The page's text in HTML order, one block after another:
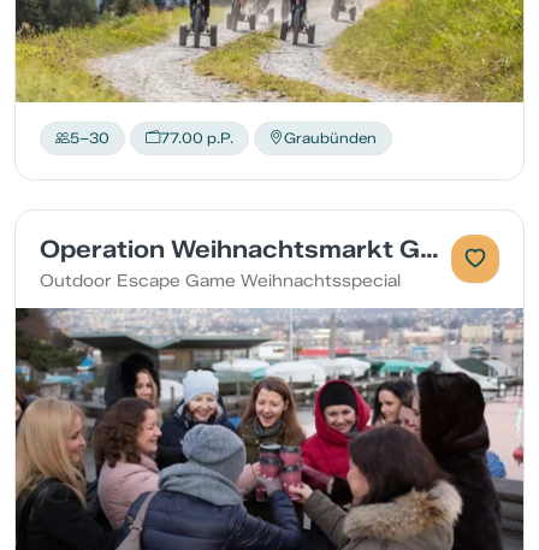
5–30 77.00 p.P. Graubünden
Operation Weihnachtsmarkt Game
Outdoor Escape Game Weihnachtsspecial